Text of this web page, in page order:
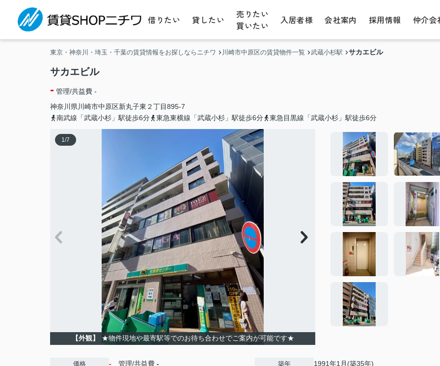
借りたい 貸したい
売りたい
買いたい
入居者様 会社案内 採用情報 仲介会
東京・神奈川・埼玉・千葉の賃貸情報をお探しならニチワ 川崎市中原区の賃貸物件一覧 武蔵小杉駅 サカエビル
サカエビル
- 管理/共益費 -
神奈川県 川崎市中原区新丸子東 ２丁目895-7
南武線「武蔵小杉」駅徒歩6分
東急東横線「武蔵小杉」駅徒歩6分 東急目黒線「武蔵小杉」駅徒歩6分
1/7
【外観】 ★物件現地や最寄駅等でのお待ち合わせでご案内が可能です★
価格 - 管理/共益費 - 築年 1991年1月(築35年)